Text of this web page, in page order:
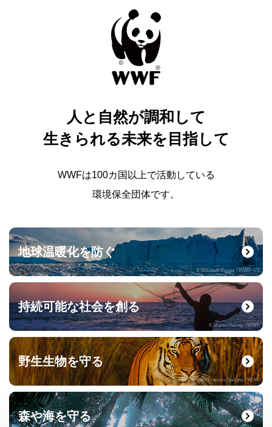
人と自然が調和して
生きられる未来を目指して
WWFは100カ国以上で活動している
環境保全団体です。
地球温暖化を防ぐ
© Elisabeth Kruger / WWF-US
持続可能な社会を創る
© Martin Harvey / WWF
野生生物を守る
© naturepl.com / Francois Savigny / WWF
森や海を守る